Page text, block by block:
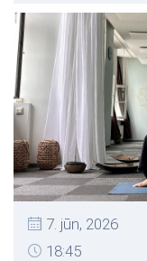
7. jūn, 2026
18:45